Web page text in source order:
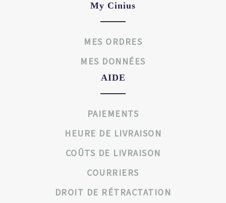
My Cinius
MES ORDRES
MES DONNÉES
AIDE
PAIEMENTS
HEURE DE LIVRAISON
COÛTS DE LIVRAISON
COURRIERS
DROIT DE RÉTRACTATION